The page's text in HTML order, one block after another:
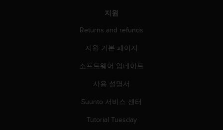
지원
Returns and refunds
지원 기본 페이지
소프트웨어 업데이트
사용 설명서
Suunto 서비스 센터
Tutorial Tuesday